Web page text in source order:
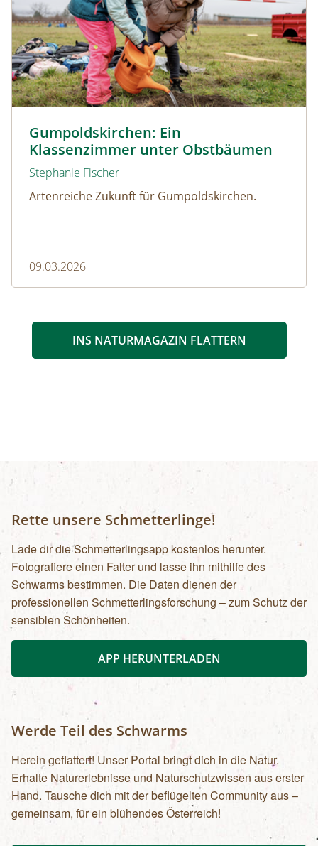
Gumpoldskirchen: Ein
Klassenzimmer unter Obstbäumen
Stephanie Fischer
Artenreiche Zukunft für Gumpoldskirchen.
09.03.2026
INS NATURMAGAZIN FLATTERN
Rette unsere Schmetterlinge!
Lade dir die Schmetterlingsapp kostenlos herunter.
Fotografiere einen Falter und lasse ihn mithilfe des
Schwarms bestimmen. Die Daten dienen der
professionellen Schmetterlingsforschung – zum Schutz der
sensiblen Schönheiten.
APP HERUNTERLADEN
Werde Teil des Schwarms
Herein geflattert! Unser Portal bringt dich in die Natur.
Erhalte Naturerlebnisse und Naturschutzwissen aus erster
Hand. Tausche dich mit der beflügelten Community aus –
gemeinsam, für ein blühendes Österreich!